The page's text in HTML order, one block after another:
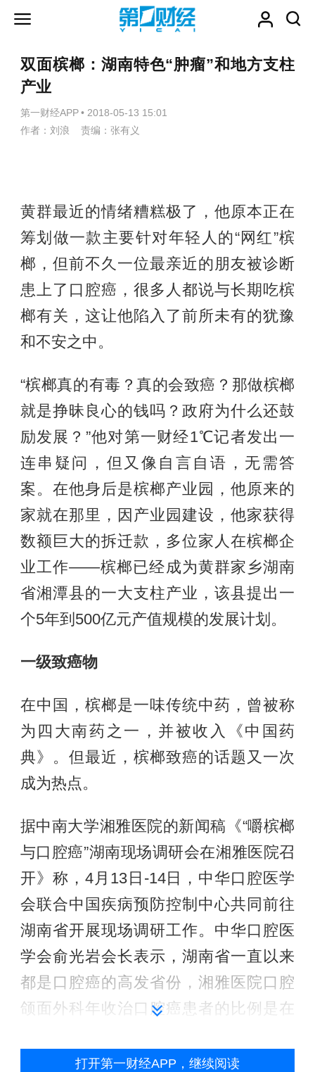
双面槟榔：湖南特色“肿瘤”和地方支柱
产业
第一财经APP • 2018-05-13 15:01
作者：刘浪 责编：张有义
黄群最近的情绪糟糕极了，他原本正在
筹划做一款主要针对年轻人的“网红”槟
榔，但前不久一位最亲近的朋友被诊断
患上了口腔癌，很多人都说与长期吃槟
榔有关，这让他陷入了前所未有的犹豫
和不安之中。
“槟榔真的有毒？真的会致癌？那做槟榔
就是挣昧良心的钱吗？政府为什么还鼓
励发展？”他对第一财经1℃记者发出一
连串疑问，但又像自言自语，无需答
案。在他身后是槟榔产业园，他原来的
家就在那里，因产业园建设，他家获得
数额巨大的拆迁款，多位家人在槟榔企
业工作——槟榔已经成为黄群家乡湖南
省湘潭县的一大支柱产业，该县提出一
个5年到500亿元产值规模的发展计划。
一级致癌物
在中国，槟榔是一味传统中药，曾被称
为四大南药之一，并被收入《中国药
典》。但最近，槟榔致癌的话题又一次
成为热点。
据中南大学湘雅医院的新闻稿《“嚼槟榔
与口腔癌”湖南现场调研会在湘雅医院召
开》称，4月13日-14日，中华口腔医学
会联合中国疾病预防控制中心共同前往
湖南省开展现场调研工作。中华口腔医
学会俞光岩会长表示，湖南省一直以来
都是口腔癌的高发省份，湘雅医院口腔
颌面外科年收治口腔癌患者的比例是在
颌面外科病房现50位住院患者有45人患
打开第一财经APP，继续阅读